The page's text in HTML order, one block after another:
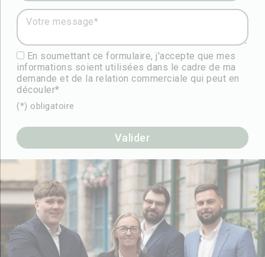
Votre message* :
En soumettant ce formulaire, j'accepte que mes
informations soient utilisées dans le cadre de ma
demande et de la relation commerciale qui peut en
découler*
(*) obligatoire